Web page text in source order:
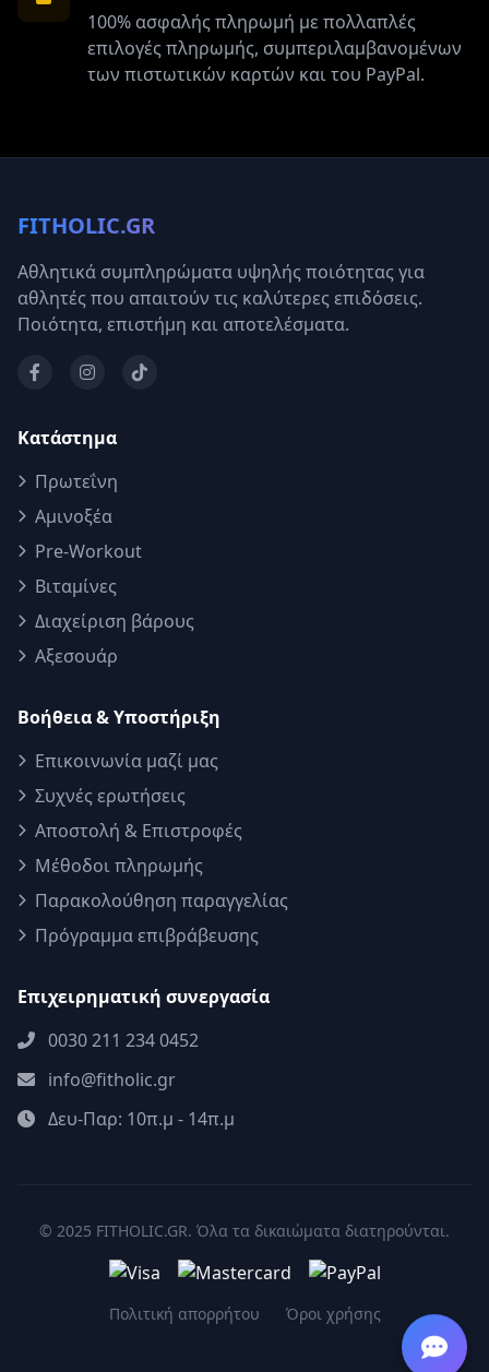
100% ασφαλής πληρωμή με πολλαπλές
επιλογές πληρωμής, συμπεριλαμβανομένων
των πιστωτικών καρτών και του PayPal.
FITHOLIC.GR
Αθλητικά συμπληρώματα υψηλής ποιότητας για
αθλητές που απαιτούν τις καλύτερες επιδόσεις.
Ποιότητα, επιστήμη και αποτελέσματα.
Κατάστημα
Πρωτεΐνη
Αμινοξέα
Pre-Workout
Βιταμίνες
Διαχείριση βάρους
Αξεσουάρ
Βοήθεια & Υποστήριξη
Επικοινωνία μαζί μας
Συχνές ερωτήσεις
Αποστολή & Επιστροφές
Μέθοδοι πληρωμής
Παρακολούθηση παραγγελίας
Πρόγραμμα επιβράβευσης
Επιχειρηματική συνεργασία
0030 211 234 0452
info@fitholic.gr
Δευ-Παρ: 10π.μ - 14π.μ
© 2025 FITHOLIC.GR. Όλα τα δικαιώματα διατηρούνται.
Πολιτική απορρήτου Όροι χρήσης